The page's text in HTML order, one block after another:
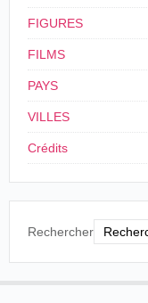
FIGURES
FILMS
PAYS
VILLES
Crédits
Rechercher